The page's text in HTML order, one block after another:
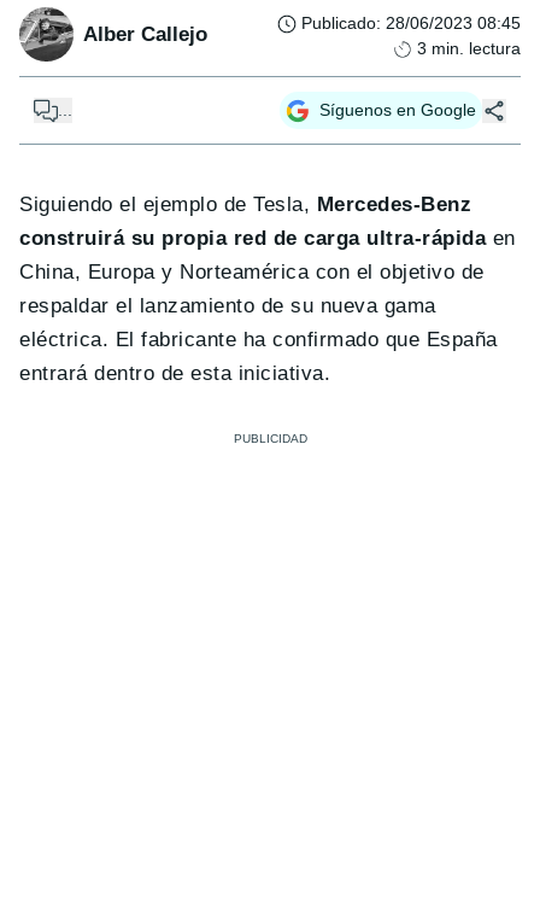
Alber Callejo Publicado: 28/06/2023 08:45
3 min. lectura
... Síguenos en Google
Siguiendo el ejemplo de Tesla, Mercedes-Benz
construirá su propia red de carga ultra-rápidaen
China, Europa y Norteamérica con el objetivo de
respaldar el lanzamiento de su nueva gama
eléctrica. El fabricante ha confirmado que España
entrará dentro de esta iniciativa.